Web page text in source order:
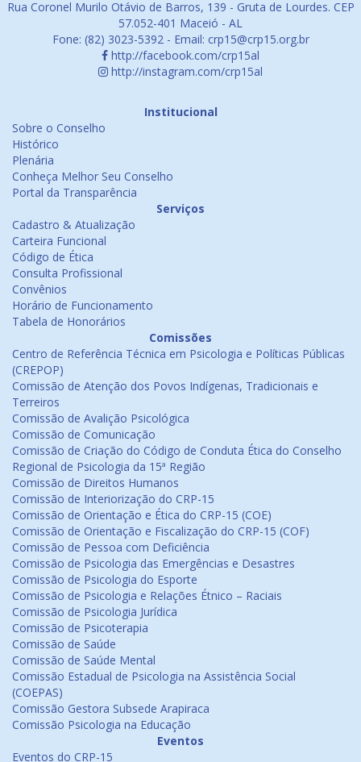
Rua Coronel Murilo Otávio de Barros, 139 - Gruta de Lourdes. CEP
57.052-401 Maceió - AL
Fone: (82) 3023-5392 - Email: crp15@crp15.org.br
http://facebook.com/crp15al
http://instagram.com/crp15al
Institucional
Sobre o Conselho
Histórico
Plenária
Conheça Melhor Seu Conselho
Portal da Transparência
Serviços
Cadastro & Atualização
Carteira Funcional
Código de Ética
Consulta Profissional
Convênios
Horário de Funcionamento
Tabela de Honorários
Comissões
Centro de Referência Técnica em Psicologia e Políticas Públicas
(CREPOP)
Comissão de Atenção dos Povos Indígenas, Tradicionais e
Terreiros
Comissão de Avalição Psicológica
Comissão de Comunicação
Comissão de Criação do Código de Conduta Ética do Conselho
Regional de Psicologia da 15ª Região
Comissão de Direitos Humanos
Comissão de Interiorização do CRP-15
Comissão de Orientação e Ética do CRP-15 (COE)
Comissão de Orientação e Fiscalização do CRP-15 (COF)
Comissão de Pessoa com Deficiência
Comissão de Psicologia das Emergências e Desastres
Comissão de Psicologia do Esporte
Comissão de Psicologia e Relações Étnico – Raciais
Comissão de Psicologia Jurídica
Comissão de Psicoterapia
Comissão de Saúde
Comissão de Saúde Mental
Comissão Estadual de Psicologia na Assistência Social
(COEPAS)
Comissão Gestora Subsede Arapiraca
Comissão Psicologia na Educação
Eventos
Eventos do CRP-15